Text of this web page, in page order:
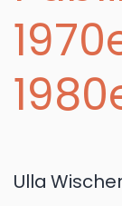
Ulla